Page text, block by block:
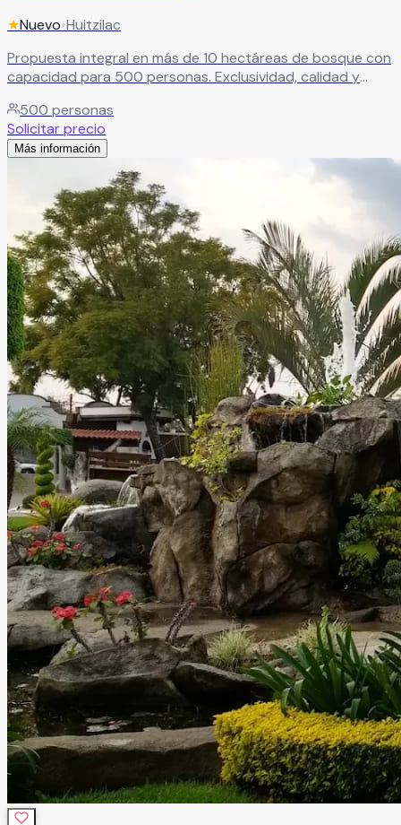
★Nuevo•Huitzilac
Propuesta integral en más de 10 hectáreas de bosque con
capacidad para 500 personas. Exclusividad, calidad y
características.Leer más
500 personas
Solicitar precio
Más información